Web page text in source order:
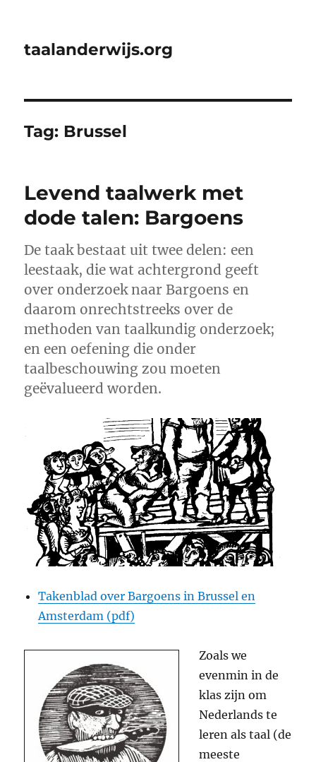
taalanderwijs.org
Tag: Brussel
Levend taalwerk met
dode talen: Bargoens
De taak bestaat uit twee delen: een
leestaak, die wat achtergrond geeft
over onderzoek naar Bargoens en
daarom onrechtstreeks over de
methoden van taalkundig onderzoek;
en een oefening die onder
taalbeschouwing zou moeten
geëvalueerd worden.
Takenblad over Bargoens in Brussel en
Amsterdam (pdf)
Zoals we
evenmin in de
klas zijn om
Nederlands te
leren als taal (de
meeste